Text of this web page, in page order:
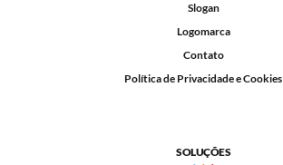
Slogan
Logomarca
Contato
Política de Privacidade e Cookies
SOLUÇÕES